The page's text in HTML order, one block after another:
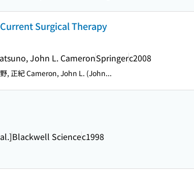
Surgical Therapy
John L. CameronSpringerc2008
, 正紀 Cameron, John L. (John...
Blackwell Sciencec1998